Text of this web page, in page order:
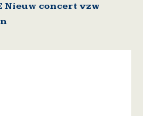
Nieuw concert vzw